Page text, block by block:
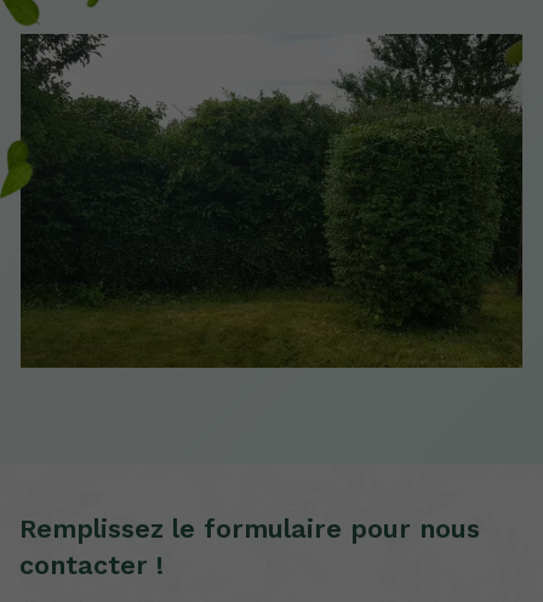
Remplissez le formulaire pour nous
contacter !